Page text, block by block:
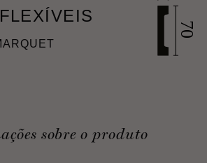
sobre o produto